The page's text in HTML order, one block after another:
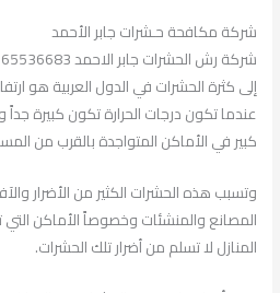
شركة مكافحة حـشرات جابر الأحمد
إلى كثرة الحشرات في الدول العربية هو
عندما تكون درجات الحرارة تكون كبيرة جداً
كبير في الأماكن المتواجدة بالقرب من
وتسبب هذه الحشرات الكثير من الأضرار
المصانع والمنشئات وخصوصاً الأماكن
المنازل لا تسلم من أضرار تلك الحشرات.